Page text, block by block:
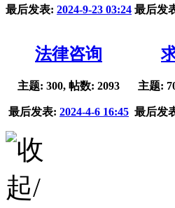
最后发表: 2024-9-23 03:24 最后发
法律咨询
主题: 300, 帖数: 2093
最后发表: 2024-4-6 16:45
主题:
最后发